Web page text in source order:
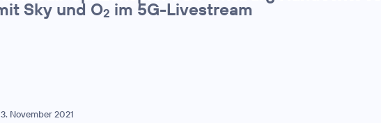
Sky und O2 im 5G-Livestream
November 2021